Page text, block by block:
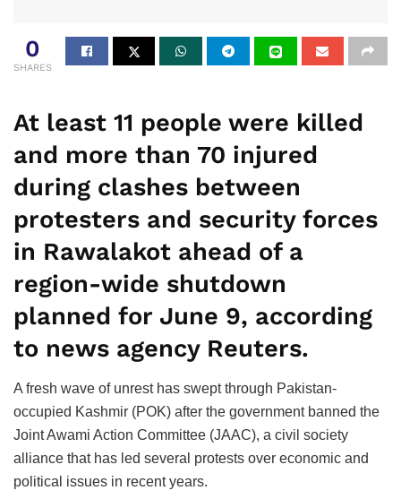
0
SHARES
At least 11 people were killed
and more than 70 injured
during clashes between
protesters and security forces
in Rawalakot ahead of a
region-wide shutdown
planned for June 9, according
to news agency Reuters.
A fresh wave of unrest has swept through Pakistan-
occupied Kashmir (POK) after the government banned the
Joint Awami Action Committee (JAAC), a civil society
alliance that has led several protests over economic and
political issues in recent years.